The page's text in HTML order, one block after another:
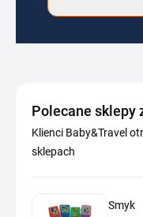
Polecane sklepy
Klienci Baby&Travel
sklepach
Smyk